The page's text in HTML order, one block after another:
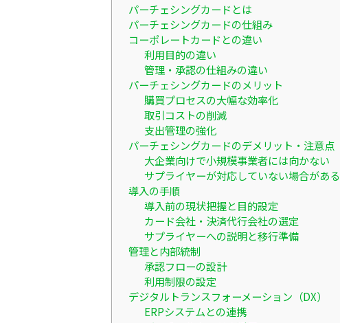
パーチェシングカードとは
パーチェシングカードの仕組み
コーポレートカードとの違い
利用目的の違い
管理・承認の仕組みの違い
パーチェシングカードのメリット
購買プロセスの大幅な効率化
取引コストの削減
支出管理の強化
パーチェシングカードのデメリット・注意点
大企業向けで小規模事業者には向かない
サプライヤーが対応していない場合がある
導入の手順
導入前の現状把握と目的設定
カード会社・決済代行会社の選定
サプライヤーへの説明と移行準備
管理と内部統制
承認フローの設計
利用制限の設定
デジタルトランスフォーメーション（DX）
ERPシステムとの連携